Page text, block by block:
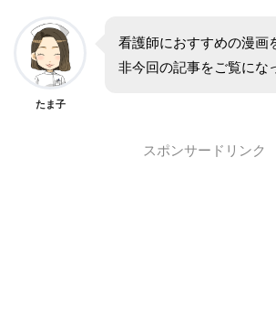
たま子
看護師におすすめの漫画
非今回の記事をご覧にな
スポンサードリンク